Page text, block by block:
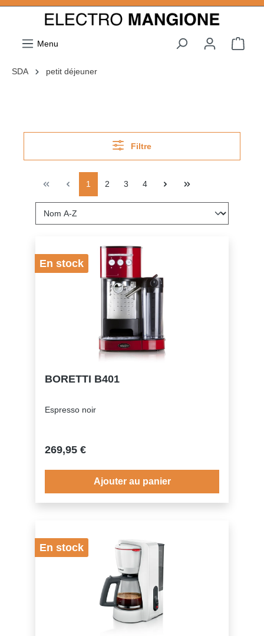
Menu
SDA petit déjeuner
Filtre
1 2 3 4
En stock
BORETTI B401
Espresso noir
269,95 €
Ajouter au panier
En stock